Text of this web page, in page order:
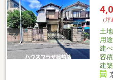
込配管無■ ご希望の住まい探しを
━━━━━・・・物件の詳細・ご
ださい。
（坪
土
用
建
容
建